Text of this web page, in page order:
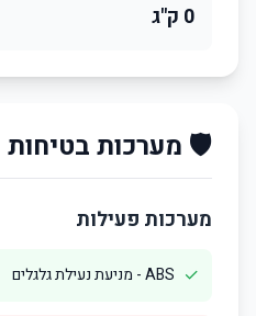
0 ק"ג
🛡️ מערכות בטיחות
מערכות פעילות
✓ ABS - מניעת נעילת גלגלים